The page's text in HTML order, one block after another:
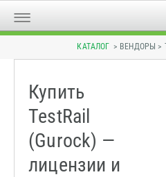
КАТАЛОГ > ВЕНДОРЫ >
Купить
TestRail
(Gurock) —
лицензии и